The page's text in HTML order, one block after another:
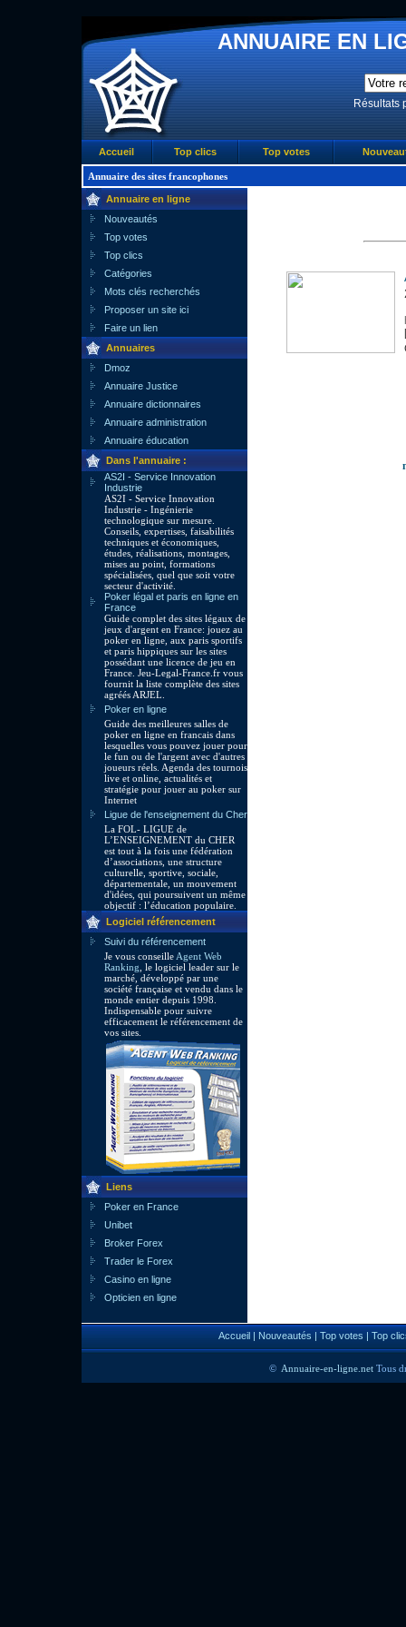
ANNUAIRE EN
Résultats
Accueil Top clics Top votes
Annuaire des sites francophones
Annuaire en ligne
Nouveautés
Top votes
Top clics
Catégories
Mots clés recherchés
Proposer un site ici
Faire un lien
Annuaires
Dmoz
Annuaire Justice
Annuaire dictionnaires
Annuaire administration
Annuaire éducation
Dans l'annuaire :
AS2I - Service Innovation
Industrie
AS2I - Service Innovation
Industrie - Ingénierie
technologique sur mesure.
Conseils, expertises, faisabilités
techniques et économiques,
études, réalisations, montages,
mises au point, formations
spécialisées, quel que soit votre
secteur d'activité.
Poker légal et paris en ligne en
France
Guide complet des sites légaux de
jeux d'argent en France: jouez au
poker en ligne, aux paris sportifs
et paris hippiques sur les sites
possédant une licence de jeu en
France. Jeu-Legal-France.fr vous
fournit la liste complète des sites
agréés ARJEL.
Poker en ligne
Guide des meilleures salles de
poker en ligne en francais dans
lesquelles vous pouvez jouer pour
le fun ou de l'argent avec d'autres
joueurs réels. Agenda des tournois
live et online, actualités et
stratégie pour jouer au poker sur
Internet
Ligue de l'enseignement du Cher
La FOL- LIGUE de
L’ENSEIGNEMENT du CHER
est tout à la fois une fédération
d’associations, une structure
culturelle, sportive, sociale,
départementale, un mouvement
d'idées, qui poursuivent un même
objectif : l’éducation populaire.
Logiciel référencement
Suivi du référencement
Je vous conseille Agent Web
Ranking , le logiciel leader sur le
marché, développé par une
société française et vendu dans le
monde entier depuis 1998.
Indispensable pour suivre
efficacement le référencement de
vos sites.
Liens
Poker en France
Unibet
Broker Forex
Trader le Forex
Casino en ligne
Opticien en ligne
Accueil| Nouveautés | Top votes | Top
© Annuaire-en-ligne.net Tous